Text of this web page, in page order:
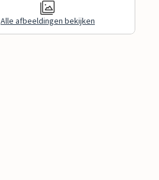
Alle afbeeldingen bekijken